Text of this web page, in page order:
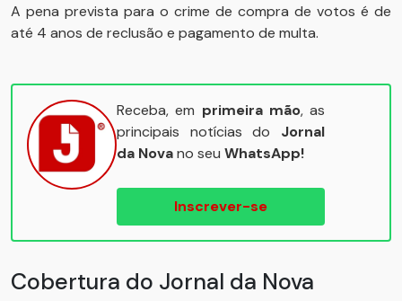
A pena prevista para o crime de compra de votos é de
até 4 anos de reclusão e pagamento de multa.
Receba, em primeira mão, as
principais notícias do Jornal
da Novano seu WhatsApp!
Inscrever-se
Cobertura do Jornal da Nova